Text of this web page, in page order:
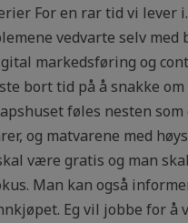
For en rar tid vi lever
vedvarte selv med
markedsføring og
bort tid på å snakke
føles nesten
og matvarene med
være gratis og man
Man kan også
Eg vil jobbe for